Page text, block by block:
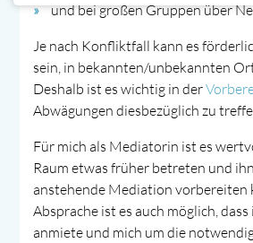
und bei großen Gruppen über
Je nach Konfliktfall kann es
sein, in bekannten/unbekannten
Deshalb ist es wichtig in der
Abwägungen diesbezüglich zu
Für mich als Mediatorin ist es
Raum etwas früher betreten und
anstehende Mediation vorbereiten
Absprache ist es auch möglich, dass
anmiete und mich um die